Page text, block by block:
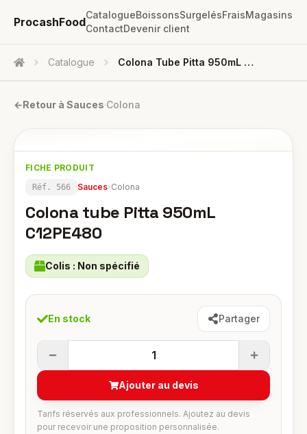
ProcashFood
CatalogueBoissonsSurgelésFraisMagasins
ContactDevenir client
Accueil Catalogue Colona Tube Pitta 950mL C12PE480
←Retour à Sauces·Colona
FICHE PRODUIT
Réf. 566 Sauces›Colona
Colona tube Pitta 950mL
C12PE480
Colis : Non spécifié
En stock Partager
1
Ajouter au devis
Tarifs réservés aux professionnels. Ajoutez au devis
pour recevoir une proposition personnalisée.